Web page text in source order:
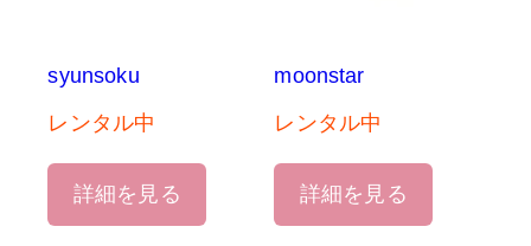
syunsoku
レンタル中
詳細を見る
moonstar
レンタル中
詳細を見る